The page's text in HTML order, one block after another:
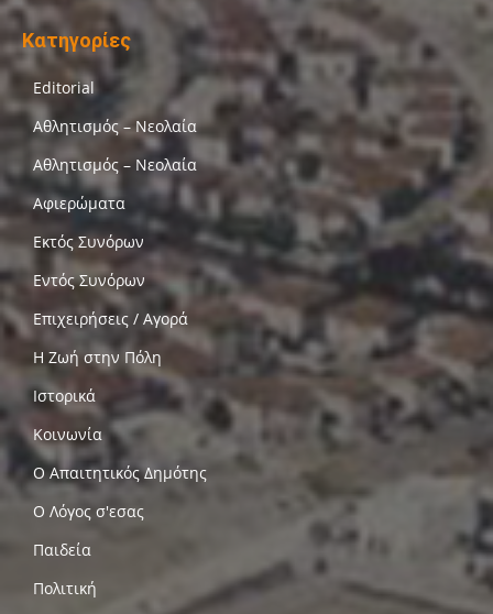
Κατηγορίες
Editorial
Αθλητισμός – Νεολαία
Αθλητισμός – Νεολαία
Αφιερώματα
Εκτός Συνόρων
Εντός Συνόρων
Επιχειρήσεις / Αγορά
Η Ζωή στην Πόλη
Ιστορικά
Κοινωνία
Ο Απαιτητικός Δημότης
Ο Λόγος σ'εσας
Παιδεία
Πολιτική